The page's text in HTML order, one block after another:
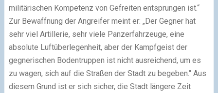
militärischen Kompetenz von Gefreiten entsprungen ist.“
Zur Bewaffnung der Angreifer meint er: „Der Gegner hat
sehr viel Artillerie, sehr viele Panzerfahrzeuge, eine
absolute Luftüberlegenheit, aber der Kampfgeist der
gegnerischen Bodentruppen ist nicht ausreichend, um es
zu wagen, sich auf die Straßen der Stadt zu begeben.“ Aus
diesem Grund ist er sich sicher, die Stadt längere Zeit